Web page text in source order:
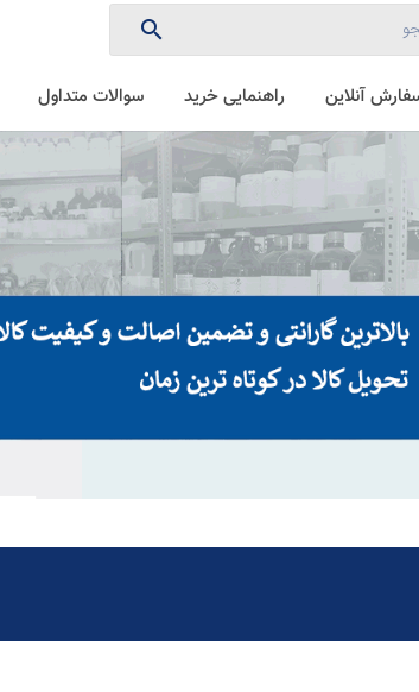
search
آنلاین راهنمایی خرید سوالات متداول